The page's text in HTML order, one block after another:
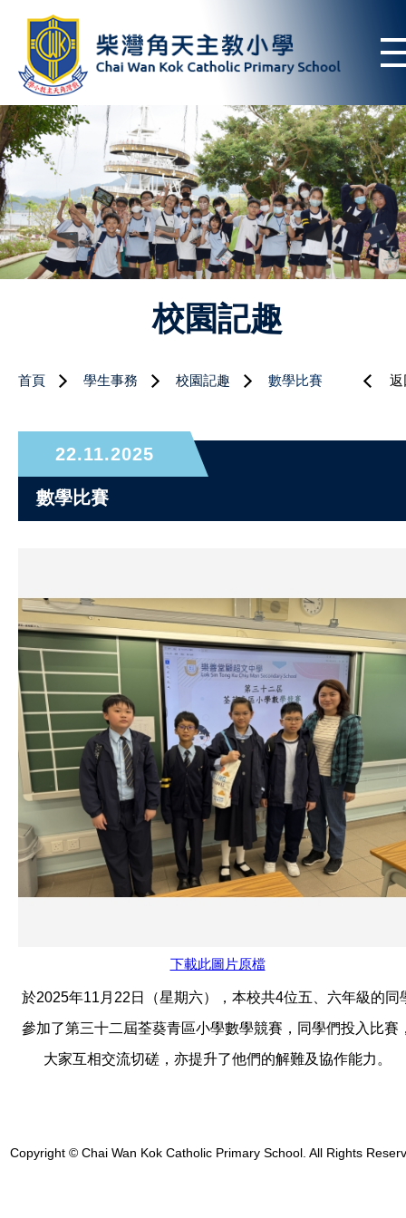
校園記趣
首頁 學生事務 校園記趣 數學比賽 返
22.11.2025
數學比賽
下載此圖片原檔
於2025年11月22日（星期六），本校共4位五、六年級的同
參加了第三十二屆荃葵青區小學數學競賽，同學們投入比賽
大家互相交流切磋，亦提升了他們的解難及協作能力。
Copyright © Chai Wan Kok Catholic Primary School. All Rights